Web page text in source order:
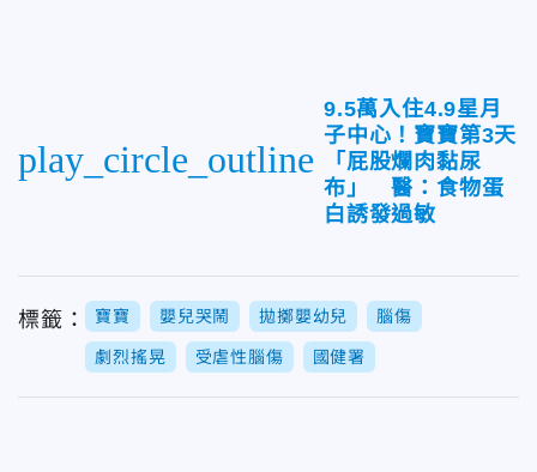
play_circle_outline
9.5萬入住4.9星月
子中心！寶寶第3天
「屁股爛肉黏尿
布」 醫：食物蛋
白誘發過敏
標籤： 寶寶 嬰兒哭鬧 拋擲嬰幼兒 腦傷
劇烈搖晃 受虐性腦傷 國健署